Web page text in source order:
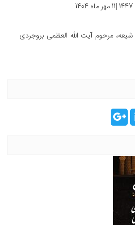
مرحوم آیت الله العظمی بروجردی